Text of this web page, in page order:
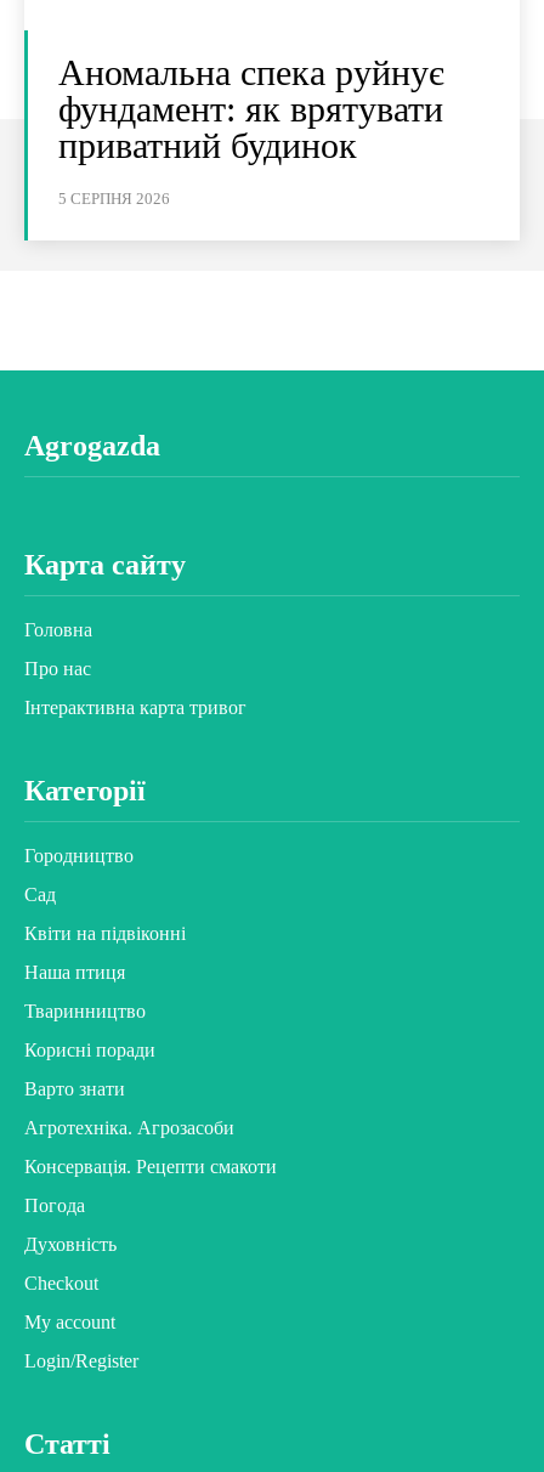
Аномальна спека руйнує
фундамент: як врятувати
приватний будинок
5 СЕРПНЯ 2026
Agrogazda
Карта сайту
Головна
Про нас
Інтерактивна карта тривог
Категорії
Городництво
Сад
Квіти на підвіконні
Наша птиця
Тваринництво
Корисні поради
Варто знати
Агротехніка. Агрозасоби
Консервація. Рецепти смакоти
Погода
Духовність
Checkout
My account
Login/Register
Статті